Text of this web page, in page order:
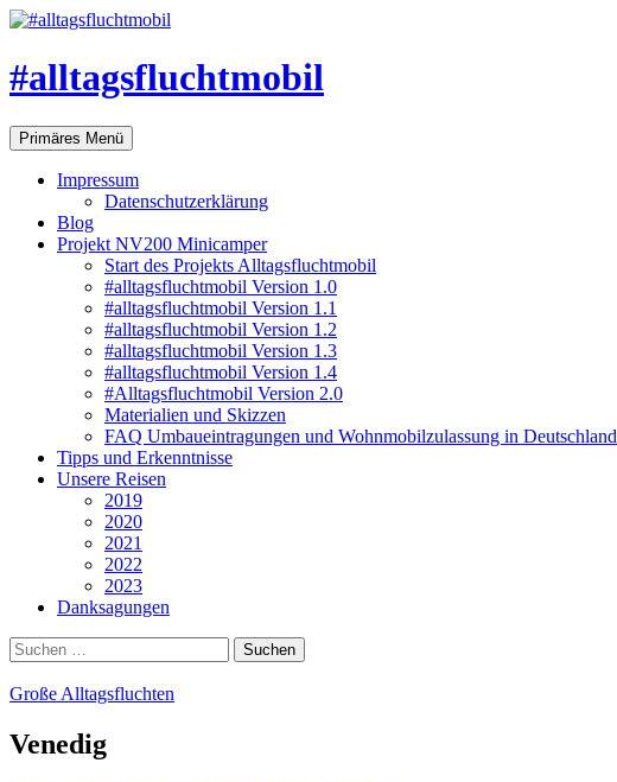
#alltagsfluchtmobil
Suchen
Primäres Menü Zum
Inhalt
springen
Impressum
Datenschutzerklärung
Blog
Projekt NV200 Minicamper
Start des Projekts Alltagsfluchtmobil
#alltagsfluchtmobil Version 1.0
#alltagsfluchtmobil Version 1.1
#alltagsfluchtmobil Version 1.2
#alltagsfluchtmobil Version 1.3
#alltagsfluchtmobil Version 1.4
#Alltagsfluchtmobil Version 2.0
Materialien und Skizzen
FAQ Umbaueintragungen und Wohnmobilzulassung in Deutschland
Tipps und Erkenntnisse
Unsere Reisen
2019
2020
2021
2022
2023
Danksagungen
Suchen
nach:
Große Alltagsfluchten
Venedig